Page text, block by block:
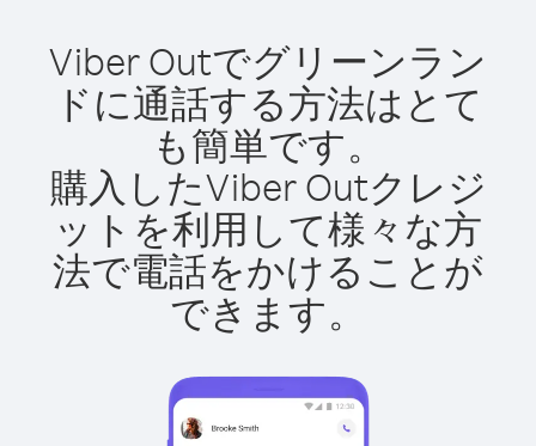
Viber Outでグリーンラン
ドに通話する方法はとて
も簡単です。
購入したViber Outクレジ
ットを利用して様々な方
法で電話をかけることが
できます。